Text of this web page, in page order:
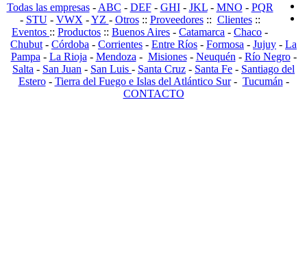
Todas las empresas- ABC - DEF- GHI- JKL- MNO - PQR
- STU- VWX -YZ - Otros:: Proveedores:: Clientes::
Eventos :: Productos :: Buenos Aires - Catamarca - Chaco -
Chubut - Córdoba - Corrientes - Entre Ríos - Formosa - Jujuy - La
Pampa - La Rioja - Mendoza - Misiones- Neuquén - Río Negro-
Salta - San Juan - San Luis - Santa Cruz - Santa Fe - Santiago del
Estero- Tierra del Fuego e Islas del Atlántico Sur- Tucumán -
CONTACTO